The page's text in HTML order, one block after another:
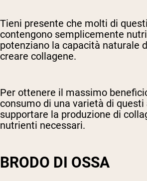
Tieni presente che molti di
contengono semplicemente
potenziano la capacità naturale
creare collagene.
Per ottenere il massimo
consumo di una varietà di
supportare la produzione di
nutrienti necessari.
BRODO DI OSSA